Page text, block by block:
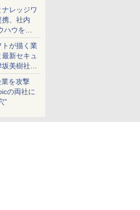
ナレッジワ
携、社内
ウを生
録 for
トが描く業
新セキュ
美樹社長
説明
業を攻撃
の両社に
”